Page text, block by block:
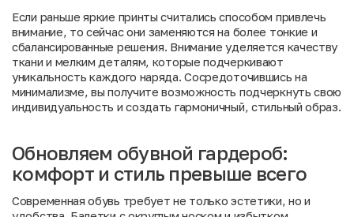
Если раньше яркие принты считались способом привлечь
внимание, то сейчас они заменяются на более тонкие и
сбалансированные решения. Внимание уделяется качеству
ткани и мелким деталям, которые подчеркивают
уникальность каждого наряда. Сосредоточившись на
минимализме, вы получите возможность подчеркнуть свою
индивидуальность и создать гармоничный, стильный образ.
Обновляем обувной гардероб:
комфорт и стиль превыше всего
Современная обувь требует не только эстетики, но и